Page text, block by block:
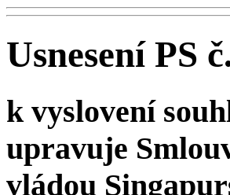
Usnesení PS
k vyslovení
upravuje
vládou